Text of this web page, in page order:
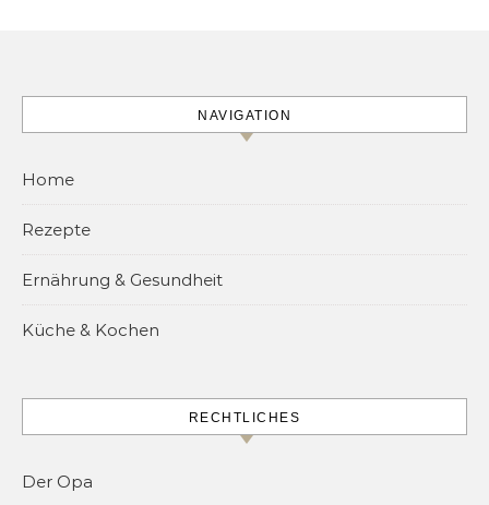
NAVIGATION
Home
Rezepte
Ernährung & Gesundheit
Küche & Kochen
RECHTLICHES
Der Opa